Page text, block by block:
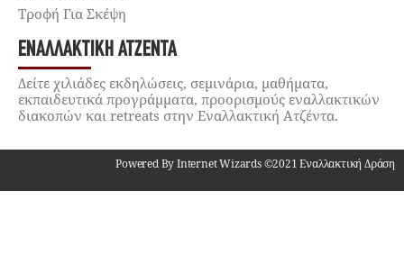
Τροφή Για Σκέψη
ΕΝΑΛΛΑΚΤΙΚΉ ΑΤΖΈΝΤΑ
Δείτε χιλιάδες εκδηλώσεις, σεμινάρια, μαθήματα,
εκπαιδευτικά προγράμματα, προορισμούς εναλλακτικών
διακοπών και retreats στην Εναλλακτική Ατζέντα.
Powered By Internet Wizards ©2021 Εναλλακτική Δράση